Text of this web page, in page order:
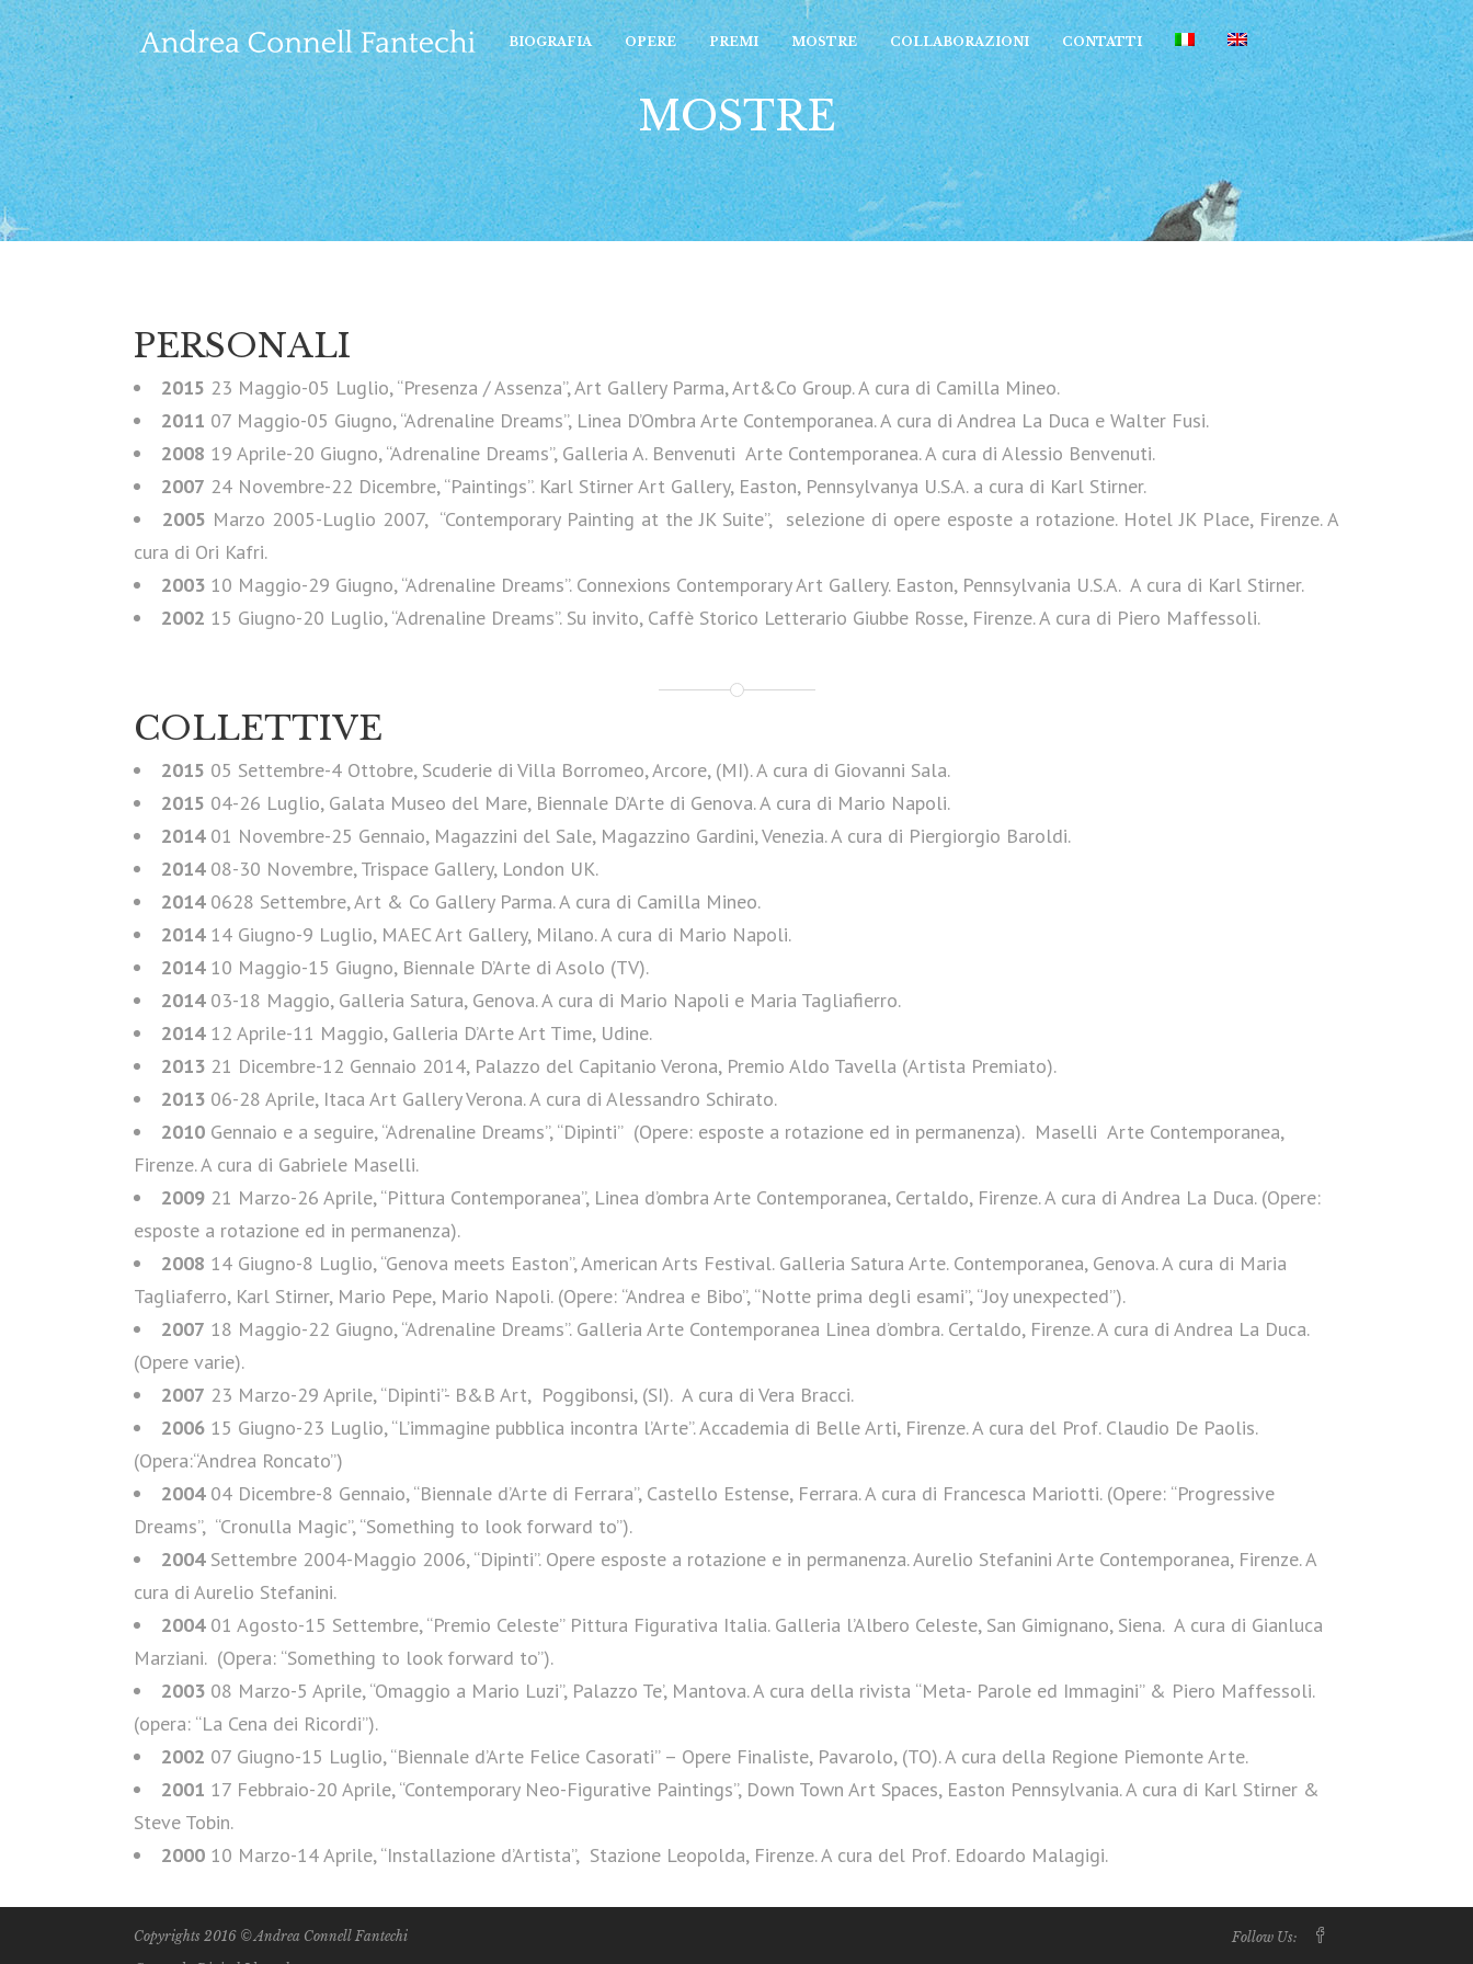
BIOGRAFIA OPERE PREMI MOSTRE COLLABORAZIONI CONTATTI
MOSTRE
PERSONALI
2015 23 Maggio-05 Luglio, “Presenza / Assenza”, Art Gallery Parma, Art&Co Group. A cura di Camilla Mineo.
2011 07 Maggio-05 Giugno, “Adrenaline Dreams”, Linea D’Ombra Arte Contemporanea. A cura di Andrea La Duca e Walter Fusi.
2008 19 Aprile-20 Giugno, “Adrenaline Dreams”, Galleria A. Benvenuti Arte Contemporanea. A cura di Alessio Benvenuti.
2007 24 Novembre-22 Dicembre, “Paintings”. Karl Stirner Art Gallery, Easton, Pennsylvanya U.S.A. a cura di Karl Stirner.
2005 Marzo 2005-Luglio 2007, “Contemporary Painting at the JK Suite”, selezione di opere esposte a rotazione. Hotel JK Place, Firenze. A
cura di Ori Kafri.
2003 10 Maggio-29 Giugno, “Adrenaline Dreams”. Connexions Contemporary Art Gallery. Easton, Pennsylvania U.S.A. A cura di Karl Stirner.
2002 15 Giugno-20 Luglio, “Adrenaline Dreams”. Su invito, Caffè Storico Letterario Giubbe Rosse, Firenze. A cura di Piero Maffessoli.
COLLETTIVE
2015 05 Settembre-4 Ottobre, Scuderie di Villa Borromeo, Arcore, (MI). A cura di Giovanni Sala.
2015 04-26 Luglio, Galata Museo del Mare, Biennale D’Arte di Genova. A cura di Mario Napoli.
201401 Novembre-25 Gennaio, Magazzini del Sale, Magazzino Gardini, Venezia. A cura di Piergiorgio Baroldi.
201408-30 Novembre, Trispace Gallery, London UK.
20140628 Settembre, Art & Co Gallery Parma. A cura di Camilla Mineo.
201414 Giugno-9 Luglio, MAEC Art Gallery, Milano. A cura di Mario Napoli.
201410 Maggio-15 Giugno, Biennale D’Arte di Asolo (TV).
201403-18 Maggio, Galleria Satura, Genova. A cura di Mario Napoli e Maria Tagliafierro.
201412 Aprile-11 Maggio, Galleria D’Arte Art Time, Udine.
2013 21 Dicembre-12 Gennaio 2014, Palazzo del Capitanio Verona, Premio Aldo Tavella (Artista Premiato).
2013 06-28 Aprile, Itaca Art Gallery Verona. A cura di Alessandro Schirato.
2010 Gennaio e a seguire, “Adrenaline Dreams”, “Dipinti” (Opere: esposte a rotazione ed in permanenza). Maselli Arte Contemporanea,
Firenze. A cura di Gabriele Maselli.
2009 21 Marzo-26 Aprile, “Pittura Contemporanea”, Linea d’ombra Arte Contemporanea, Certaldo, Firenze. A cura di Andrea La Duca. (Opere:
esposte a rotazione ed in permanenza).
2008 14 Giugno-8 Luglio, “Genova meets Easton”, American Arts Festival. Galleria Satura Arte. Contemporanea, Genova. A cura di Maria
Tagliaferro, Karl Stirner, Mario Pepe, Mario Napoli. (Opere: “Andrea e Bibo”, “Notte prima degli esami”, “Joy unexpected”).
2007 18 Maggio-22 Giugno, “Adrenaline Dreams”. Galleria Arte Contemporanea Linea d’ombra. Certaldo, Firenze. A cura di Andrea La Duca.
(Opere varie).
2007 23 Marzo-29 Aprile, “Dipinti”- B&B Art, Poggibonsi, (SI). A cura di Vera Bracci.
2006 15 Giugno-23 Luglio, “L’immagine pubblica incontra l’Arte”. Accademia di Belle Arti, Firenze. A cura del Prof. Claudio De Paolis.
(Opera:“Andrea Roncato”)
200404 Dicembre-8 Gennaio, “Biennale d’Arte di Ferrara”, Castello Estense, Ferrara. A cura di Francesca Mariotti. (Opere: “Progressive
Dreams”, “Cronulla Magic”, “Something to look forward to”).
2004Settembre 2004-Maggio 2006, “Dipinti”. Opere esposte a rotazione e in permanenza. Aurelio Stefanini Arte Contemporanea, Firenze. A
cura di Aurelio Stefanini.
200401 Agosto-15 Settembre, “Premio Celeste” Pittura Figurativa Italia. Galleria l’Albero Celeste, San Gimignano, Siena. A cura di Gianluca
Marziani. (Opera: “Something to look forward to”).
2003 08 Marzo-5 Aprile, “Omaggio a Mario Luzi”, Palazzo Te’, Mantova. A cura della rivista “Meta- Parole ed Immagini” & Piero Maffessoli.
(opera: “La Cena dei Ricordi”).
2002 07 Giugno-15 Luglio, “Biennale d’Arte Felice Casorati” – Opere Finaliste, Pavarolo, (TO). A cura della Regione Piemonte Arte.
2001 17 Febbraio-20 Aprile, “Contemporary Neo-Figurative Paintings”, Down Town Art Spaces, Easton Pennsylvania. A cura di Karl Stirner &
Steve Tobin.
2000 10 Marzo-14 Aprile, “Installazione d’Artista”, Stazione Leopolda, Firenze. A cura del Prof. Edoardo Malagigi.
Copyrights 2016 © Andrea Connell Fantechi
Follow Us: